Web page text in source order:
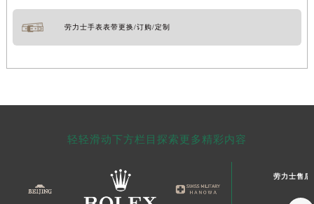
劳力士手表表带更换/订购/定制
轻轻滑动下方栏目探索更多精彩内容
劳力士售后